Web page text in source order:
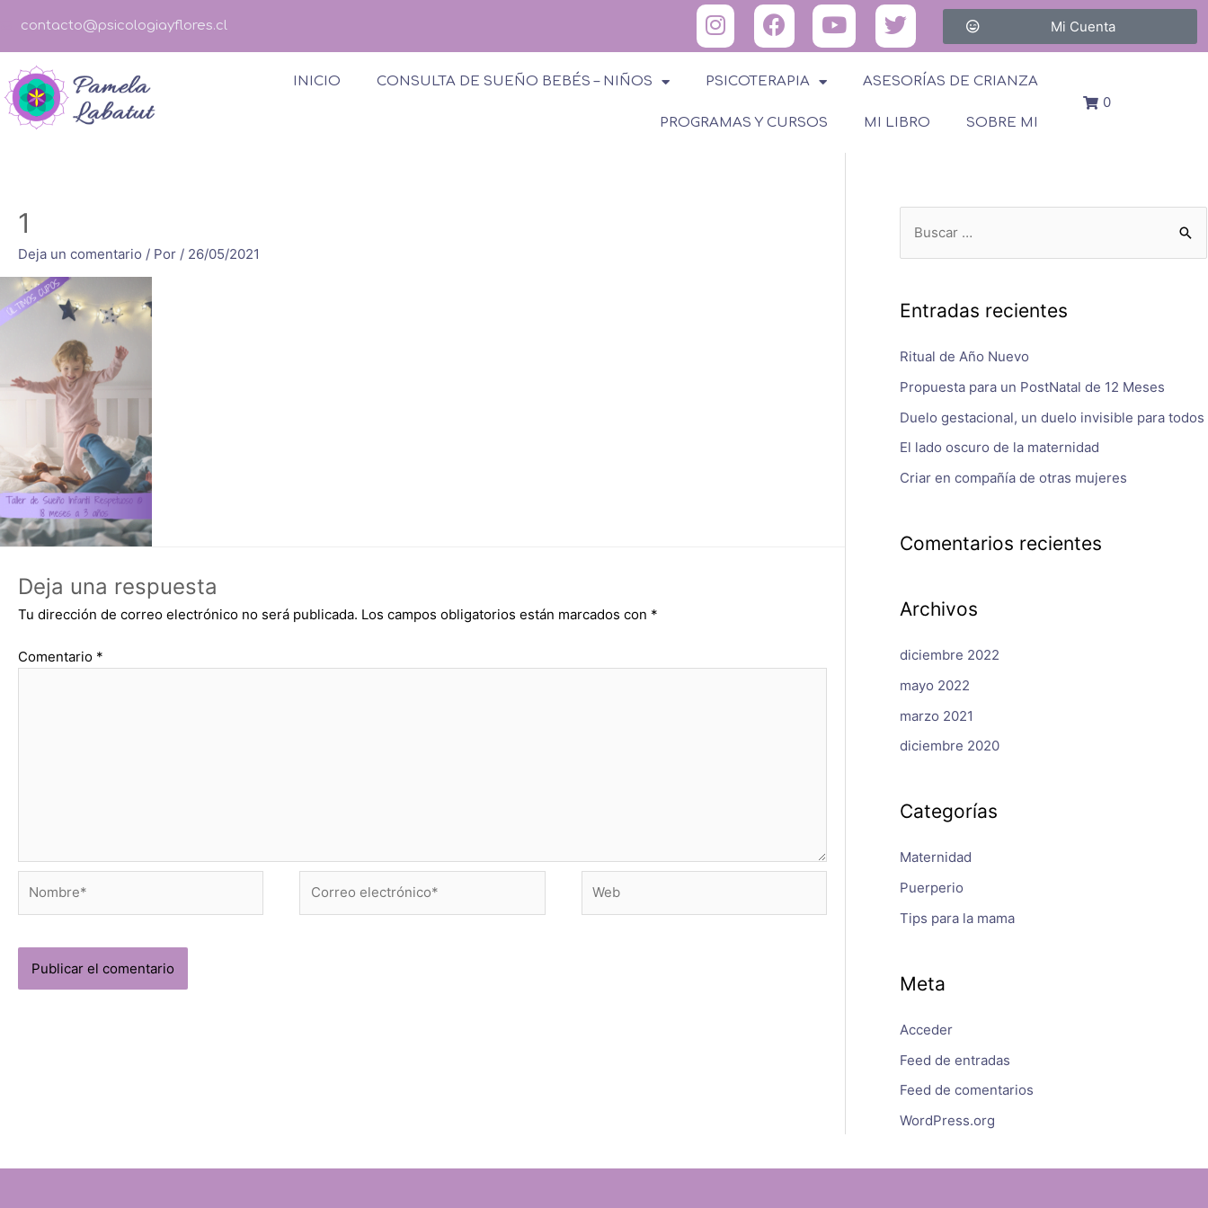
contacto@psicologiayflores.cl Mi Cuenta
INICIO CONSULTA DE SUEÑO BEBÉS – NIÑOS PSICOTERAPIA ASESORÍAS DE CRIANZA
PROGRAMAS Y CURSOS MI LIBRO SOBRE MI
0
1
Deja un comentario / Por / 26/05/2021
Deja una respuesta
Tu dirección de correo electrónico no será publicada. Los campos obligatorios están marcados con *
Comentario *
Entradas recientes
Ritual de Año Nuevo
Propuesta para un PostNatal de 12 Meses
Duelo gestacional, un duelo invisible para todos
El lado oscuro de la maternidad
Criar en compañía de otras mujeres
Comentarios recientes
Archivos
diciembre 2022
mayo 2022
marzo 2021
diciembre 2020
Categorías
Maternidad
Puerperio
Tips para la mama
Meta
Acceder
Feed de entradas
Feed de comentarios
WordPress.org